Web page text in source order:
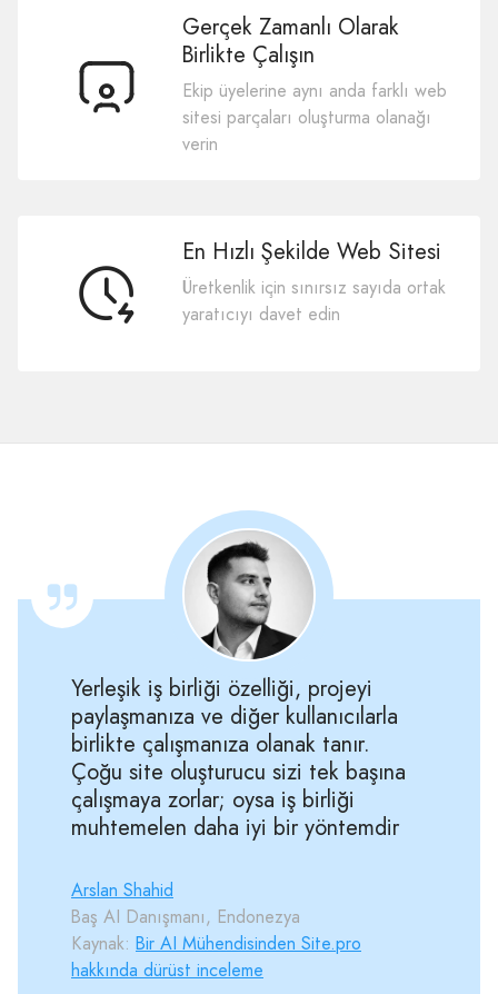
Gerçek Zamanlı Olarak
Birlikte Çalışın
Ekip üyelerine aynı anda farklı web
sitesi parçaları oluşturma olanağı
verin
En Hızlı Şekilde Web Sitesi
Üretkenlik için sınırsız sayıda ortak
yaratıcıyı davet edin
Yerleşik iş birliği özelliği, projeyi
paylaşmanıza ve diğer kullanıcılarla
birlikte çalışmanıza olanak tanır.
Çoğu site oluşturucu sizi tek başına
çalışmaya zorlar; oysa iş birliği
muhtemelen daha iyi bir yöntemdir
Arslan Shahid
Baş AI Danışmanı, Endonezya
Kaynak: Bir AI Mühendisinden Site.pro
hakkında dürüst inceleme